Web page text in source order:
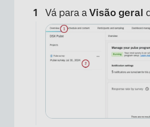
Vá para a Visão geral